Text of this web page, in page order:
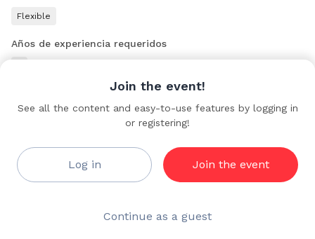
Esta oportunidad cumple con la Ley Nº 21.015 de inclusión
Chile y lidera el cambio en el Retail, donde la innovación y la
diversidad son nuestro ADN. ¡Ven y sé tu mejor versión en un
Flexible
Años de experiencia requeridos
Join the event!
See all the content and easy-to-use features by logging in
or registering!
Log in Join the event
Continue as a guest